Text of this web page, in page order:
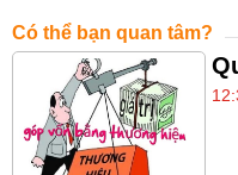
Có thể bạn quan tâm?